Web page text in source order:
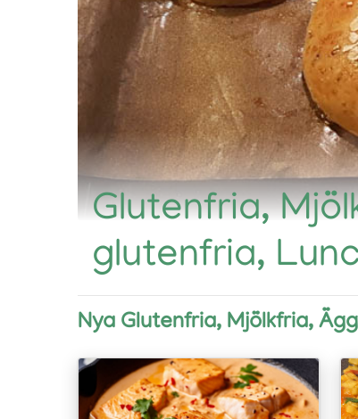
Glutenfria,
glutenfria,
Nya Glutenfria, Mjölkfria,